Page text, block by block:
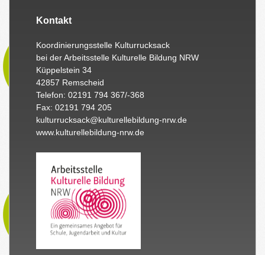
Kontakt
Koordinierungsstelle Kulturrucksack
bei der Arbeitsstelle Kulturelle Bildung NRW
Küppelstein 34
42857 Remscheid
Telefon: 02191 794 367/-368
Fax: 02191 794 205
kulturrucksack@kulturellebildung-nrw.de
www.kulturellebildung-nrw.de